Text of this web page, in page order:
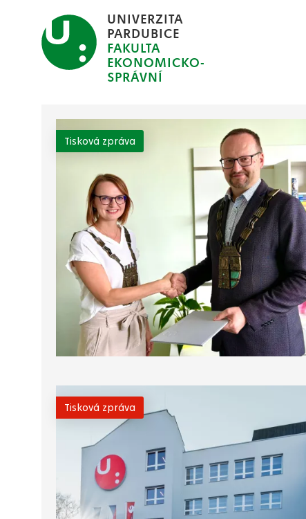
hlavnímu
UNIVERZITA
PARDUBICE
FAKULTA
EKONOMICKO-
SPRÁVNÍ
Tisková zpráva
Tisková zpráva